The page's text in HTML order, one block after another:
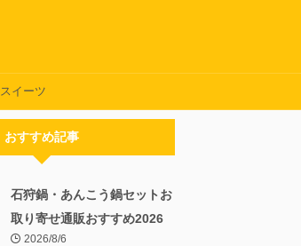
スイーツ
おすすめ記事
石狩鍋・あんこう鍋セットお
取り寄せ通販おすすめ2026
2026/8/6